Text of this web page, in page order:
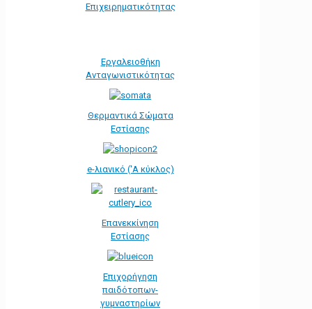
Eπιχειρηματικότητας
Εργαλειοθήκη
Ανταγωνιστικότητας
Θερμαντικά Σώματα
Εστίασης
e-λιανικό ('Α κύκλος)
Επανεκκίνηση
Εστίασης
Επιχορήγηση
παιδότοπων-
γυμναστηρίων